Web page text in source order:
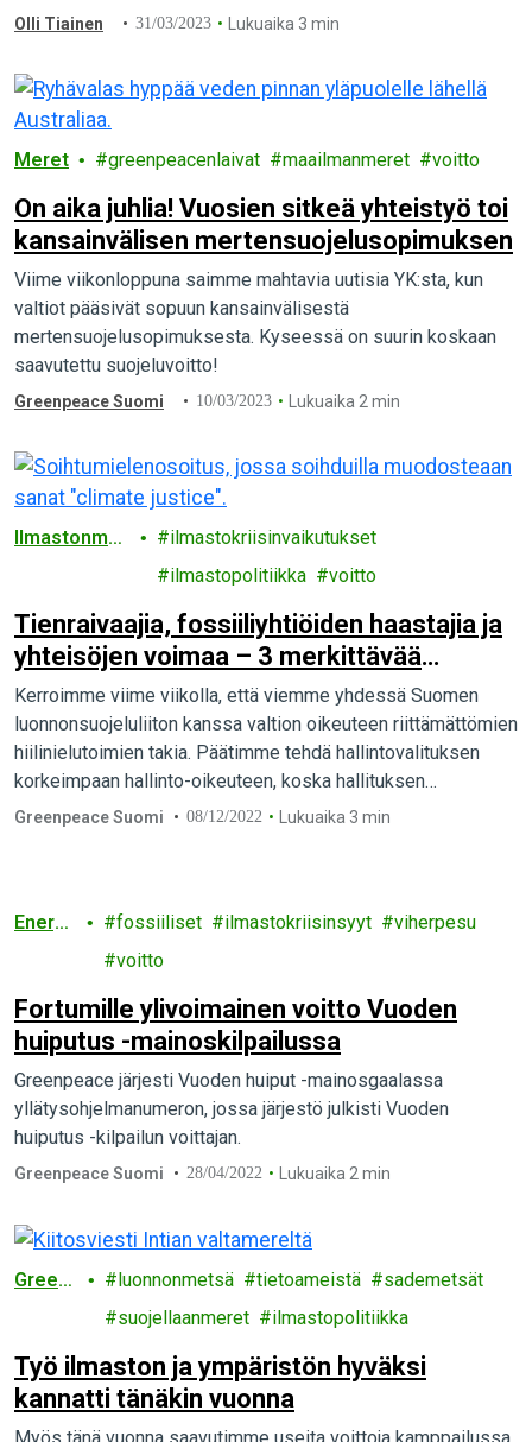
vaatineista tempauksista vuosien varrelta. Kiitos kaikille
Olli Tiainen 31/03/2023 Lukuaika 3 min
Meret greenpeacenlaivat maailmanmeret voitto
On aika juhlia! Vuosien sitkeä yhteistyö toi
kansainvälisen mertensuojelusopimuksen
Viime viikonloppuna saimme mahtavia uutisia YK:sta, kun
valtiot pääsivät sopuun kansainvälisestä
mertensuojelusopimuksesta. Kyseessä on suurin koskaan
saavutettu suojeluvoitto!
Greenpeace Suomi 10/03/2023 Lukuaika 2 min
Ilmastonmuu
ilmastokriisinvaikutukset
ilmastopolitiikka
voitto
Tienraivaajia, fossiiliyhtiöiden haastajia ja
yhteisöjen voimaa – 3 merkittävää
ilmasto-oikeudenkäyntiä maailmalta
Kerroimme viime viikolla, että viemme yhdessä Suomen
luonnonsuojeluliiton kanssa valtion oikeuteen riittämättömien
hiilinielutoimien takia. Päätimme tehdä hallintovalituksen
korkeimpaan hallinto-oikeuteen, koska hallituksen
toimettomuus hiilinieluromahduksen edessä on
Greenpeace Suomi 08/12/2022 Lukuaika 3 min
Energi
fossiiliset ilmastokriisinsyyt
viherpesu
voitto
Fortumille ylivoimainen voitto Vuoden
huiputus -mainoskilpailussa
Greenpeace järjesti Vuoden huiput -mainosgaalassa
yllätysohjelmanumeron, jossa järjestö julkisti Vuoden
huiputus -kilpailun voittajan.
Greenpeace Suomi 28/04/2022 Lukuaika 2 min
Green
luonnonmetsä tietoameistä
sademetsät
suojellaanmeret
ilmastopolitiikka
Työ ilmaston ja ympäristön hyväksi
kannatti tänäkin vuonna